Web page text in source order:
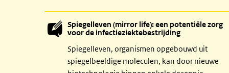
Spiegelleven (mirror life): een potentiële zorg
voor de infectieziektebestrijding
Spiegelleven, organismen opgebouwd uit
spiegelbeeldige moleculen, kan door nieuwe